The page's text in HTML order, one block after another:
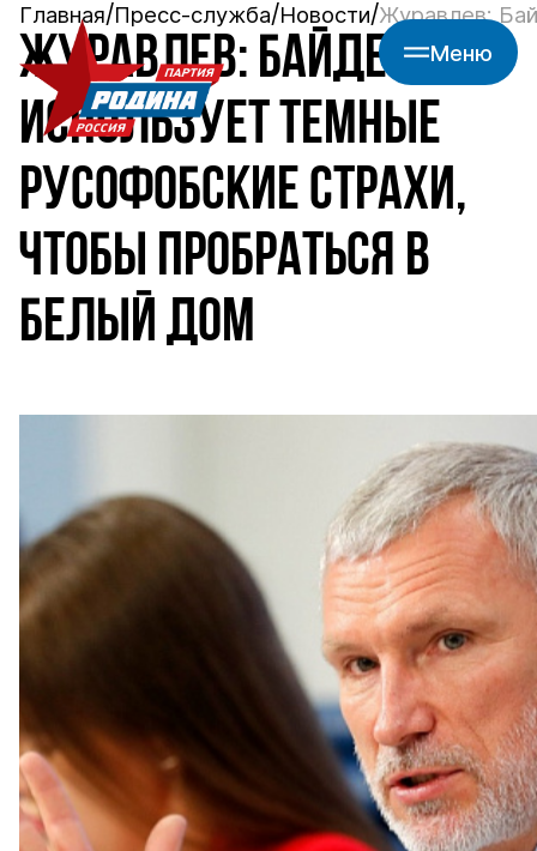
Меню
Главная Пресс-служба Новости Журавлев:
ЖУРАВЛЕВ: БАЙДЕН
ИСПОЛЬЗУЕТ ТЕМНЫЕ
РУСОФОБСКИЕ СТРАХИ,
ЧТОБЫ ПРОБРАТЬСЯ В
БЕЛЫЙ ДОМ